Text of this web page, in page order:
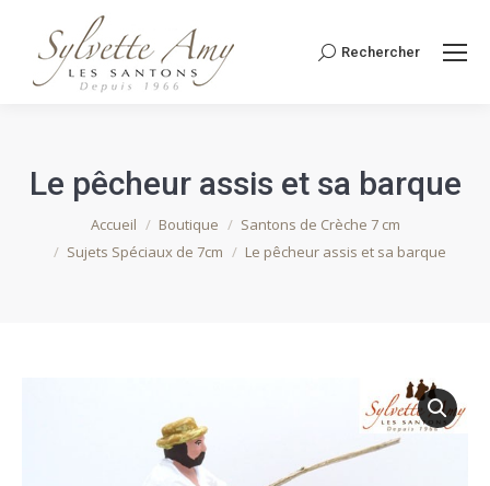
Recherche
Rechercher
Le pêcheur assis et sa barque
Vous êtes ici :
Accueil Boutique
Santons de Crèche 7 cm
Sujets Spéciaux de 7cm
Le pêcheur assis et sa barque